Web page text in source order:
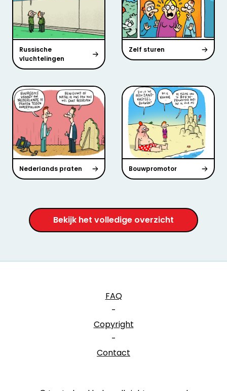
Russische
vluchtelingen
Zelf sturen
Nederlands praten Bouwpromotor
Bekijk het volledige overzicht
FAQ
-
Copyright
-
Contact